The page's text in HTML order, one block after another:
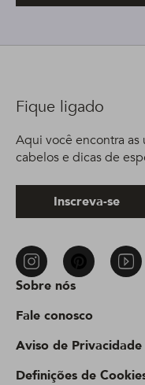
Sobre nós
Fale conosco
Aviso de Privacidade
Definições de
Fique ligado
Aqui você encontra
cabelos e dicas de
Inscreva-se